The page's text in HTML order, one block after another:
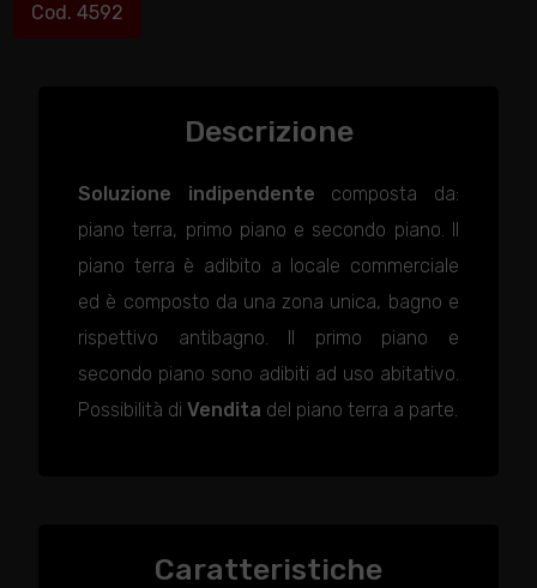
Cod. 4592
Descrizione
Soluzione indipendente composta da:
piano terra, primo piano e secondo piano. Il
piano terra è adibito a locale commerciale
ed è composto da una zona unica, bagno e
rispettivo antibagno. Il primo piano e
secondo piano sono adibiti ad uso abitativo.
Possibilità diVendita del piano terra a parte.
Caratteristiche